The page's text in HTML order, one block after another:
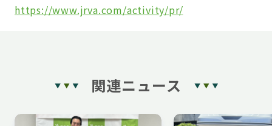
https://www.jrva.com/activity/pr/
関連ニュース